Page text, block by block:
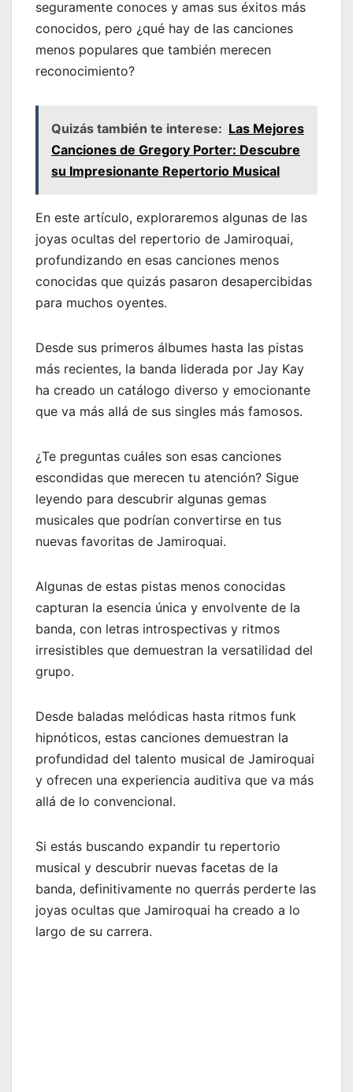
seguramente conoces y amas sus éxitos más
conocidos, pero ¿qué hay de las canciones
menos populares que también merecen
reconocimiento?
Quizás también te interese: Las Mejores
Canciones de Gregory Porter: Descubre
su Impresionante Repertorio Musical
En este artículo, exploraremos algunas de las
joyas ocultas del repertorio de Jamiroquai,
profundizando en esas canciones menos
conocidas que quizás pasaron desapercibidas
para muchos oyentes.
Desde sus primeros álbumes hasta las pistas
más recientes, la banda liderada por Jay Kay
ha creado un catálogo diverso y emocionante
que va más allá de sus singles más famosos.
¿Te preguntas cuáles son esas canciones
escondidas que merecen tu atención? Sigue
leyendo para descubrir algunas gemas
musicales que podrían convertirse en tus
nuevas favoritas de Jamiroquai.
Algunas de estas pistas menos conocidas
capturan la esencia única y envolvente de la
banda, con letras introspectivas y ritmos
irresistibles que demuestran la versatilidad del
grupo.
Desde baladas melódicas hasta ritmos funk
hipnóticos, estas canciones demuestran la
profundidad del talento musical de Jamiroquai
y ofrecen una experiencia auditiva que va más
allá de lo convencional.
Si estás buscando expandir tu repertorio
musical y descubrir nuevas facetas de la
banda, definitivamente no querrás perderte las
joyas ocultas que Jamiroquai ha creado a lo
largo de su carrera.